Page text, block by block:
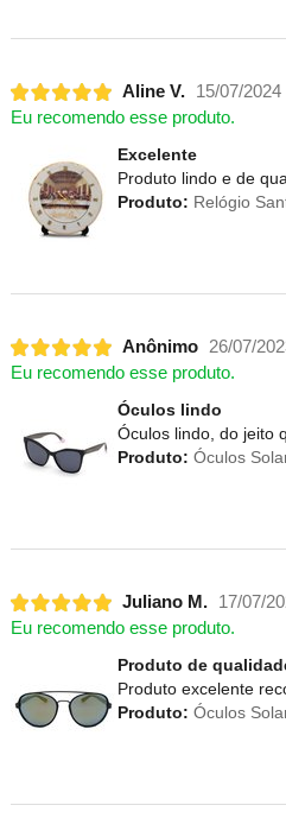
Aline V.
15/07/2024
Eu recomendo esse produto.
Excelente
Produto lindo e de
Produto: Relógio
Anônimo 26/07/
Eu recomendo esse produto.
Óculos lindo
Óculos lindo, do jeito
Produto: Óculos
Juliano M.
17/07/
Eu recomendo esse produto.
Produto de
Produto excelente
Produto: Óculos